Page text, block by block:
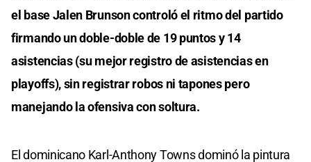
el base Jalen Brunson controló el ritmo del partido
firmando un doble-doble de 19 puntos y 14
asistencias (su mejor registro de asistencias en
playoffs), sin registrar robos ni tapones pero
manejando la ofensiva con soltura.
El dominicano Karl-Anthony Towns dominó la pintura